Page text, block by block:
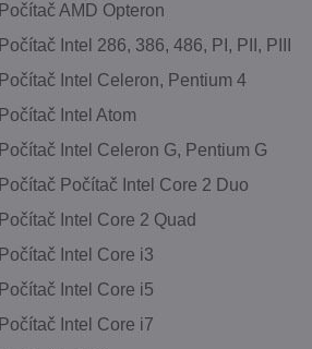
Počítač AMD Opteron
Počítač Intel 286, 386, 486, PI, PII, PIII
Počítač Intel Celeron, Pentium 4
Počítač Intel Atom
Počítač Intel Celeron G, Pentium G
Počítač Počítač Intel Core 2 Duo
Počítač Intel Core 2 Quad
Počítač Intel Core i3
Počítač Intel Core i5
Počítač Intel Core i7